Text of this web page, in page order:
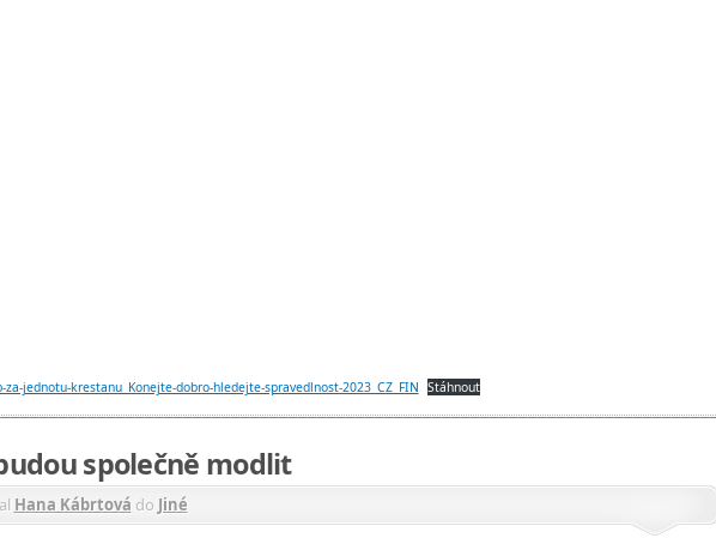
jednotu-krestanu_Konejte-dobro-hledejte-spravedlnost-2023_CZ_FIN Stáhnout
společně modlit
Hana Kábrtová do Jiné